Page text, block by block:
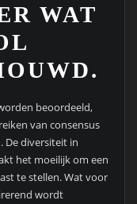
WAT
beoordeeld,
van consensus
De diversiteit in
het moeilijk om een
te stellen. Wat voor
wordt